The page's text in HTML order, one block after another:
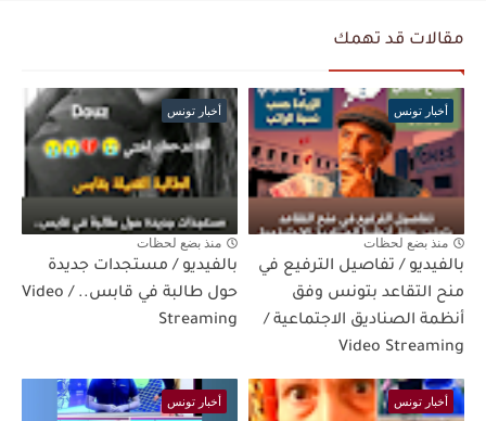
مقالات قد تهمك
أخبار تونس
منذ بضع لحظات
بالفيديو / تفاصيل الترفيع في
منح التقاعد بتونس وفق
أنظمة الصناديق الاجتماعية /
Video Streaming
أخبار تونس
منذ بضع لحظات
بالفيديو / مستجدات جديدة
حول طالبة في قابس.. / Video
Streaming
أخبار تونس أخبار تونس